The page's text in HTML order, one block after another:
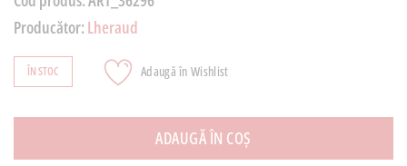
Producător: Lheraud
ÎN STOC Adaugă în Wishlist
ADAUGĂ ÎN COȘ